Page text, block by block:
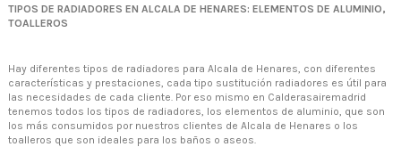
TIPOS DE RADIADORES EN ALCALA DE HENARES: ELEMENTOS DE ALUMINIO,
TOALLEROS
Hay diferentes tipos de radiadores para Alcala de Henares, con diferentes
características y prestaciones, cada tipo sustitución radiadores es útil para
las necesidades de cada cliente. Por eso mismo en Calderasairemadrid
tenemos todos los tipos de radiadores, los elementos de aluminio, que son
los más consumidos por nuestros clientes de Alcala de Henares o los
toalleros que son ideales para los baños o aseos.